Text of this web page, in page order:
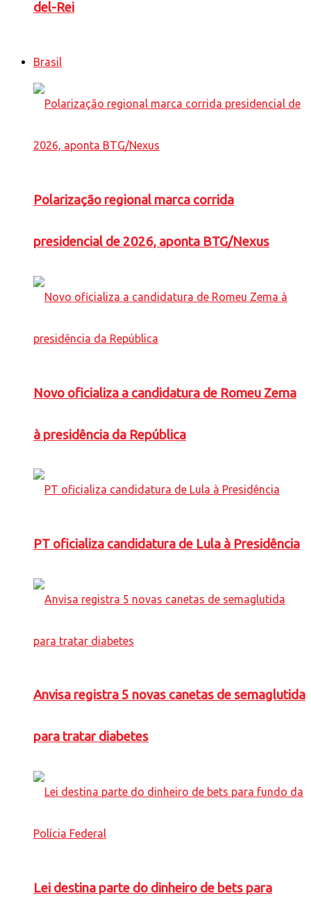
del-Rei
Brasil
Polarização regional marca corrida
presidencial de 2026, aponta BTG/Nexus
Novo oficializa a candidatura de Romeu Zema
à presidência da República
PT oficializa candidatura de Lula à Presidência
Anvisa registra 5 novas canetas de semaglutida
para tratar diabetes
Lei destina parte do dinheiro de bets para